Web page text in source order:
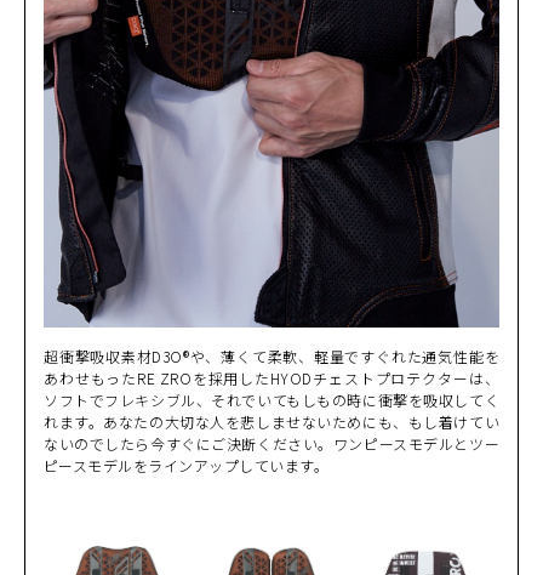
超衝撃吸収素材D3O®や、薄くて柔軟、軽量ですぐれた通気性能を
あわせもったRE ZROを採用したHYODチェストプロテクターは、
ソフトでフレキシブル、それでいてもしもの時に衝撃を吸収してく
れます。あなたの大切な人を悲しませないためにも、もし着けてい
ないのでしたら今すぐにご決断ください。ワンピースモデルとツー
ピースモデルをラインアップしています。